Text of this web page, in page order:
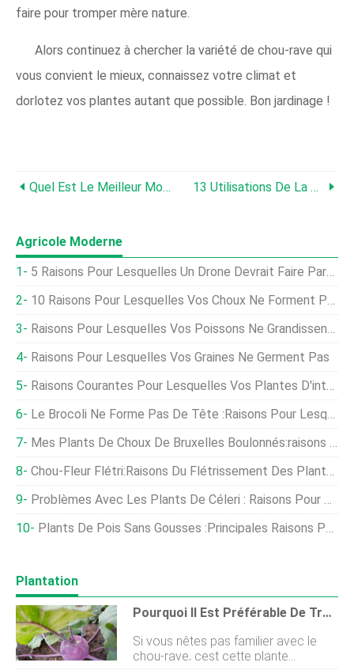
faire pour tromper mère nature.
Alors continuez à chercher la variété de chou-rave qui
vous convient le mieux, connaissez votre climat et
dorlotez vos plantes autant que possible. Bon jardinage !
Quel Est Le Meilleur Moment Pour Éclaircir Les Carottes ? 13 Utilisations De La Consoude Dans Votre Jardin Et Votre Propriété
Agricole Moderne
5 Raisons Pour Lesquelles Un Drone Devrait Faire Partie De Votre Flux De Travail
10 Raisons Pour Lesquelles Vos Choux Ne Forment Pas De Têtes
Raisons Pour Lesquelles Vos Poissons Ne Grandissent Pas
Raisons Pour Lesquelles Vos Graines Ne Germent Pas
Raisons Courantes Pour Lesquelles Vos Plantes D'intérieur Meurent
Le Brocoli Ne Forme Pas De Tête :raisons Pour Lesquelles Mon Brocoli N'a Pas De Tête
Mes Plants De Choux De Bruxelles Boulonnés:raisons Pour Lesquelles Les Choux De Bruxelles Boulonnent
Chou-Fleur Flétri:Raisons Du Flétrissement Des Plants De Chou-Fleur
Problèmes Avec Les Plants De Céleri : Raisons Pour Lesquelles Le Céleri Est Creux
Plants De Pois Sans Gousses :principales Raisons Pour Lesquelles Les Gousses De Pois Ne Se Forment Pas
Plantation
Pourquoi Il Est Préférable De Transplanter Votre Chou-Rave Que De Le Semer Directement
Si vous nêtes pas familier avec le
chou-rave, cest cette plante